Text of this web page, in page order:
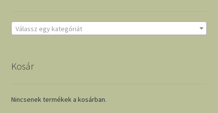
Válassz egy kategóriát
Kosár
Nincsenek termékek a kosárban.